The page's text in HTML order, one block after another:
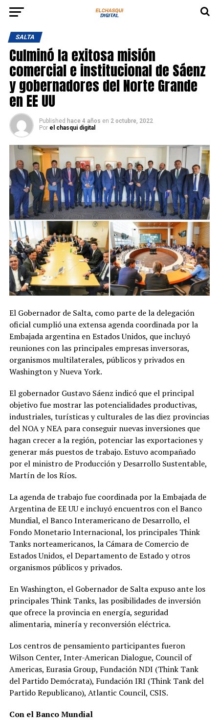
SALTA
Culminó la exitosa misión
comercial e institucional de Sáenz
y gobernadores del Norte Grande
en EE UU
Published hace 4 años en 2 octubre, 2022
Por el chasqui digital
El Gobernador de Salta, como parte de la delegación
oficial cumplió una extensa agenda coordinada por la
Embajada argentina en Estados Unidos, que incluyó
reuniones con las principales empresas inversoras,
organismos multilaterales, públicos y privados en
Washington y Nueva York.
El gobernador Gustavo Sáenz indicó que el principal
objetivo fue mostrar las potencialidades productivas,
industriales, turísticas y culturales de las diez provincias
del NOA y NEA para conseguir nuevas inversiones que
hagan crecer a la región, potenciar las exportaciones y
generar más puestos de trabajo. Estuvo acompañado
por el ministro de Producción y Desarrollo Sustentable,
Martín de los Ríos.
La agenda de trabajo fue coordinada por la Embajada de
Argentina de EE UU e incluyó encuentros con el Banco
Mundial, el Banco Interamericano de Desarrollo, el
Fondo Monetario Internacional, los principales Think
Tanks norteamericanos, la Cámara de Comercio de
Estados Unidos, el Departamento de Estado y otros
organismos públicos y privados.
En Washington, el Gobernador de Salta expuso ante los
principales Think Tanks, las posibilidades de inversión
que ofrece la provincia en energía, seguridad
alimentaria, minería y reconversión eléctrica.
Los centros de pensamiento participantes fueron
Wilson Center, Inter-American Dialogue, Council of
Americas, Eurasia Group, Fundación NDI (Think Tank
del Partido Demócrata), Fundación IRI (Think Tank del
Partido Republicano), Atlantic Council, CSIS.
Con el Banco Mundial